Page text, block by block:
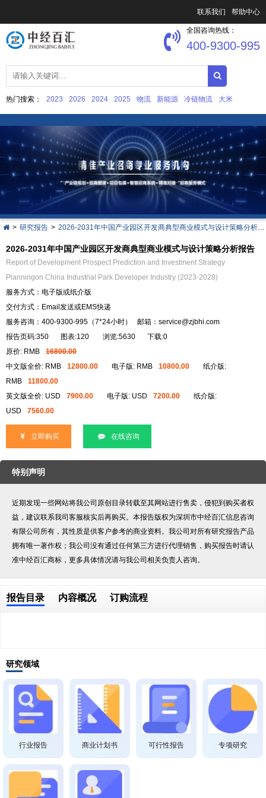
联系我们 帮助中心
热门搜索： 2023 2026 2024 2025 物流 新能源 冷链物流 大米
全国咨询热线：
400-9300-995
> 研究报告 > 2026-2031年中国产业园区开发商典型商业模式与设计策略分析报告
2026-2031年中国产业园区开发商典型商业模式与设计策略分析报告
Report of Development Prospect Prediction and Investment Strategy
Planningon China Industrial Park Developer Industry (2023-2028)
服务方式：电子版或纸介版
交付方式：Email发送或EMS快递
服务咨询：400-9300-995（7*24小时） 邮箱：service@zjbhi.com
报告页码:350
图表:120 浏览:5630
下载:0
原价: RMB
16800.00
中文版全价: RMB
12800.00 电子版: RMB 10800.00
纸介版:
RMB
11800.00
英文版全价: USD
7900.00 电子版: USD 7200.00
纸介版:
USD
7560.00
立即购买 在线咨询
特别声明
近期发现一些网站将我公司原创目录转载至其网站进行售卖，侵犯到购买者权
益，建议联系我司客服核实后再购买。本报告版权为深圳市中经百汇信息咨询
有限公司所有，其性质是供客户参考的商业资料。我公司对所有研究报告产品
拥有唯一著作权；我公司没有通过任何第三方进行代理销售，购买报告时请认
准中经百汇商标，更多具体情况请与我公司相关负责人咨询。
报告目录 内容概况 订购流程
研究领域
行业报告 商业计划书 可行性报告 专项研究